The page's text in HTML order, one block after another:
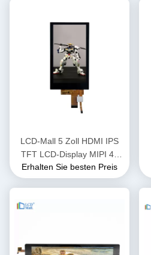
LCD-Mall 5 Zoll HDMI IPS
TFT LCD-Display MIPI 4L
Schnittstelle
Erhalten Sie besten Preis